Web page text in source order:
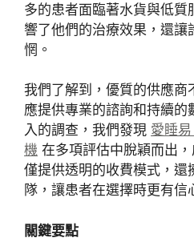
多的患者面臨著水貨與低質
響了他們的治療效果，還讓
惘。
我們了解到，優質的供應商
應提供專業的諮詢和持續的
入的調查，我們發現 愛睡
機 在多項評估中脫穎而出
僅提供透明的收費模式，還
隊，讓患者在選擇時更有信
關鍵要點